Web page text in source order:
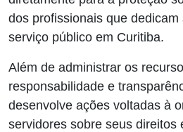
dos profissionais que
serviço público em Curitiba.
Além de administrar os
responsabilidade e
desenvolve ações voltadas à
servidores sobre seus direitos